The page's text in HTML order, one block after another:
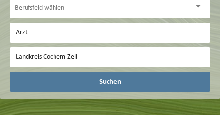
Suchen